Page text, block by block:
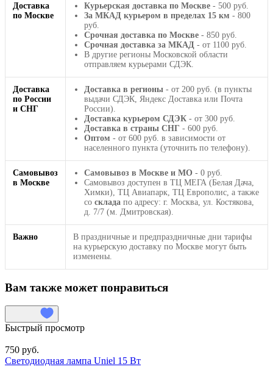
Доставка
по Москве
Курьерская доставка по Москве - 500 руб.
За МКАД курьером в пределах 15 км - 800
руб.
Срочная доставка по Москве - 850 руб.
Срочная доставка за МКАД - от 1100 руб.
В другие регионы Московской области
отправляем курьерами СДЭК.
Доставка
по России
и СНГ
Доставка в регионы - от 200 руб. (в пункты
выдачи СДЭК, Яндекс Доставка или Почта
России).
Доставка курьером СДЭК - от 300 руб.
Доставка в страны СНГ - 600 руб.
Оптом - от 600 руб. в зависимости от
населенного пункта (уточнить по телефону).
Самовывоз
в Москве
Самовывоз в Москве и МО - 0 руб.
Самовывоз доступен в ТЦ МЕГА (Белая Дача,
Химки), ТЦ Авиапарк, ТЦ Европолис, а также
со склада по адресу: г. Москва, ул. Костякова,
д. 7/7 (м. Дмитровская).
Важно
В праздничные и предпраздничные дни тарифы
на курьерскую доставку по Москве могут быть
изменены.
Вам также может понравиться
Быстрый просмотр
750 руб.
Светодиодная лампа Uniel 15 Вт